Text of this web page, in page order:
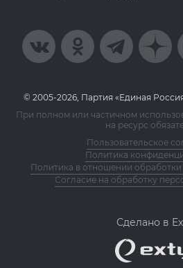
© 2005-2026, Партия «Единая
При полном или частичном
на ресурс
Пользовательское
Политика
Политика в отношении
Согласие на обработку
Сделано в